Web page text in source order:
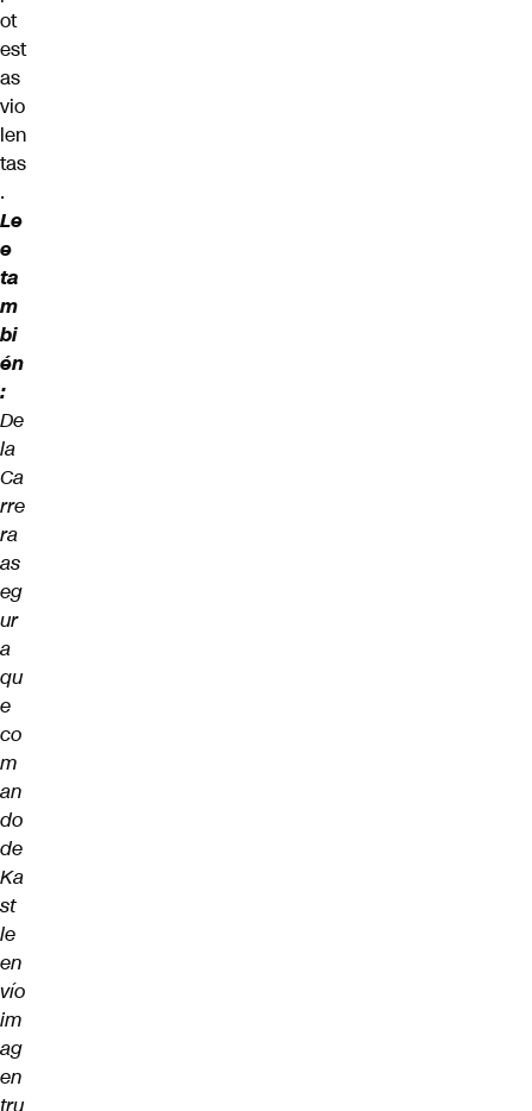
ot
est
as
vio
len
tas
.
Le
e
ta
m
bi
én
:
De
la
Ca
rre
ra
as
eg
ur
a
qu
e
co
m
an
do
de
Ka
st
le
en
vío
im
ag
en
tru